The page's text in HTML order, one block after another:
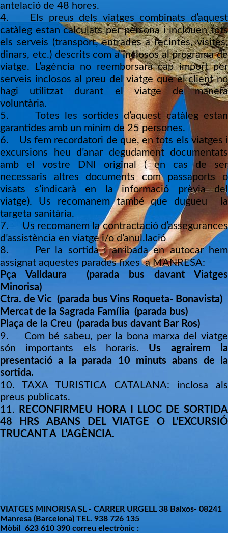
antelació de 48 hores.
4. Els preus dels viatges combinats d’aquest
catàleg estan calculats per persona i inclouen tots
els serveis (transport, entrades a recintes, visites,
dinars, etc.) descrits com a inclosos al programa de
viatge. L’agència no reemborsarà cap import per
serveis inclosos al preu del viatge que el client no
hagi utilitzat durant el viatge de manera
voluntària.
5. Totes les sortides d’aquest catàleg estan
garantides amb un mínim de 25 persones.
6. Us fem recordatori de que, en tots els viatges i
excursions heu d’anar degudament documentats
amb el vostre DNI original ( en cas de ser
necessaris altres documents com passaports o
visats s’indicarà en la informació prèvia del
viatge). Us recomanem també que dugueu la
targeta sanitària.
7. Us recomanem la contractació d’assegurances
d’assistència en viatge i/o d’anul.lació
8. Per la sortida i arribada en autocar hem
assignat aquestes parades fixes aMANRESA:
Pça Valldaura (parada bus davant Viatges
Minorisa)
Ctra. de Vic (parada bus Vins Roqueta- Bonavista)
Mercat de la Sagrada Família (parada bus)
Plaça de la Creu (parada bus davant Bar Ros)
9. Com bé sabeu, per la bona marxa del viatge
són importants els horaris. Us agrairem la
presentació a la parada 10 minuts abans de la
sortida.
10. TAXA TURISTICA CATALANA: inclosa als
preus publicats.
11.
RECONFIRMEU HORA I LLOC DE SORTIDA
48 HRS ABANS DEL VIATGE O L’EXCURSIÓ
TRUCANT A
L’AGÈNCIA.
VIATGES MINORISA SL - CARRER URGELL 38 Baixos- 08241
Manresa (Barcelona) TEL. 938 726 135
Mòbil 623 610 390 correu electrònic :